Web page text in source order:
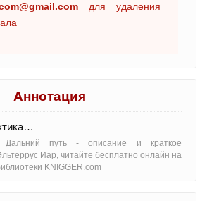
для удаления
Аннотация
Дальний путь - oписание и краткое
Иар, читайте бесплатно онлайн на
KNIGGER.com